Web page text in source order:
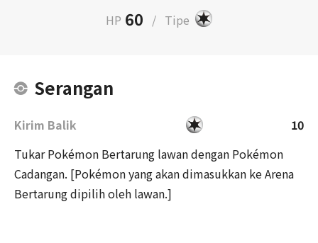
HP 60 / Tipe
Serangan
Kirim Balik
10
Tukar Pokémon Bertarung lawan dengan Pokémon
Cadangan. [Pokémon yang akan dimasukkan ke Arena
Bertarung dipilih oleh lawan.]